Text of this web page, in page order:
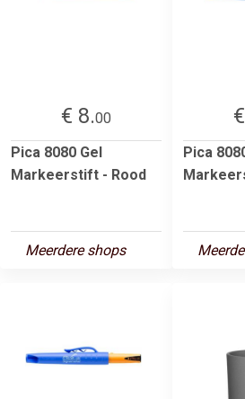
€ 8.00
Pica 8080 Gel
Markeerstift - Rood
Meerdere shops
Pica